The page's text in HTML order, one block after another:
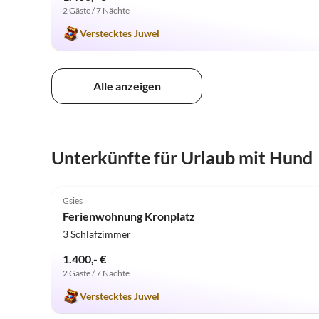
2 Gäste / 7 Nächte
Verstecktes Juwel
Alle anzeigen
Unterkünfte für Urlaub mit Hund
Gsies
Ferienwohnung Kronplatz
3 Schlafzimmer
1.400,- €
2 Gäste / 7 Nächte
Verstecktes Juwel